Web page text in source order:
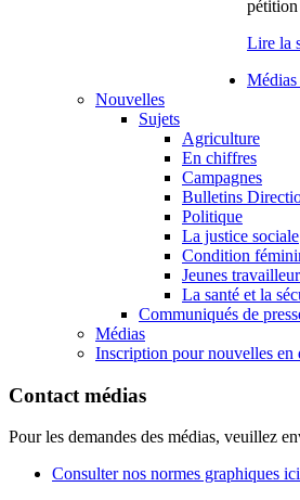
Lire la
Nouvelles
Sujets
Agriculture
En chiffres
Campagnes
Bulletins
Politique
La justice sociale
Condition
Jeunes
La santé et la
Communiqués de
Médias
Inscription pour nouvelles en
Contact médias
Pour les demandes des médias, veuillez
Consulter nos normes graphiques